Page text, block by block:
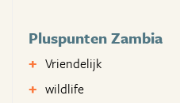
Pluspunten Zambia
Vriendelijk
wildlife